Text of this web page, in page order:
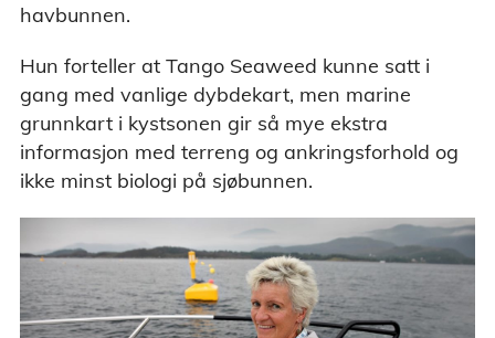
havbunnen.
Hun forteller at Tango Seaweed kunne satt i
gang med vanlige dybdekart, men marine
grunnkart i kystsonen gir så mye ekstra
informasjon med terreng og ankringsforhold og
ikke minst biologi på sjøbunnen.